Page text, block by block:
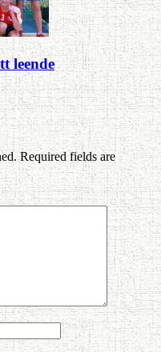
leende
Required fields are